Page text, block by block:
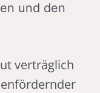
und den
verträglich